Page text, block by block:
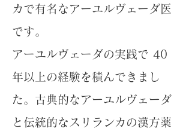
カで有名なアーユルヴェーダ医
です。
アーユルヴェーダの実践で 40
年以上の経験を積んできまし
た。古典的なアーユルヴェーダ
と伝統的なスリランカの漢方薬